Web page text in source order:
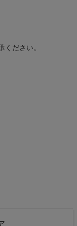
ださい。